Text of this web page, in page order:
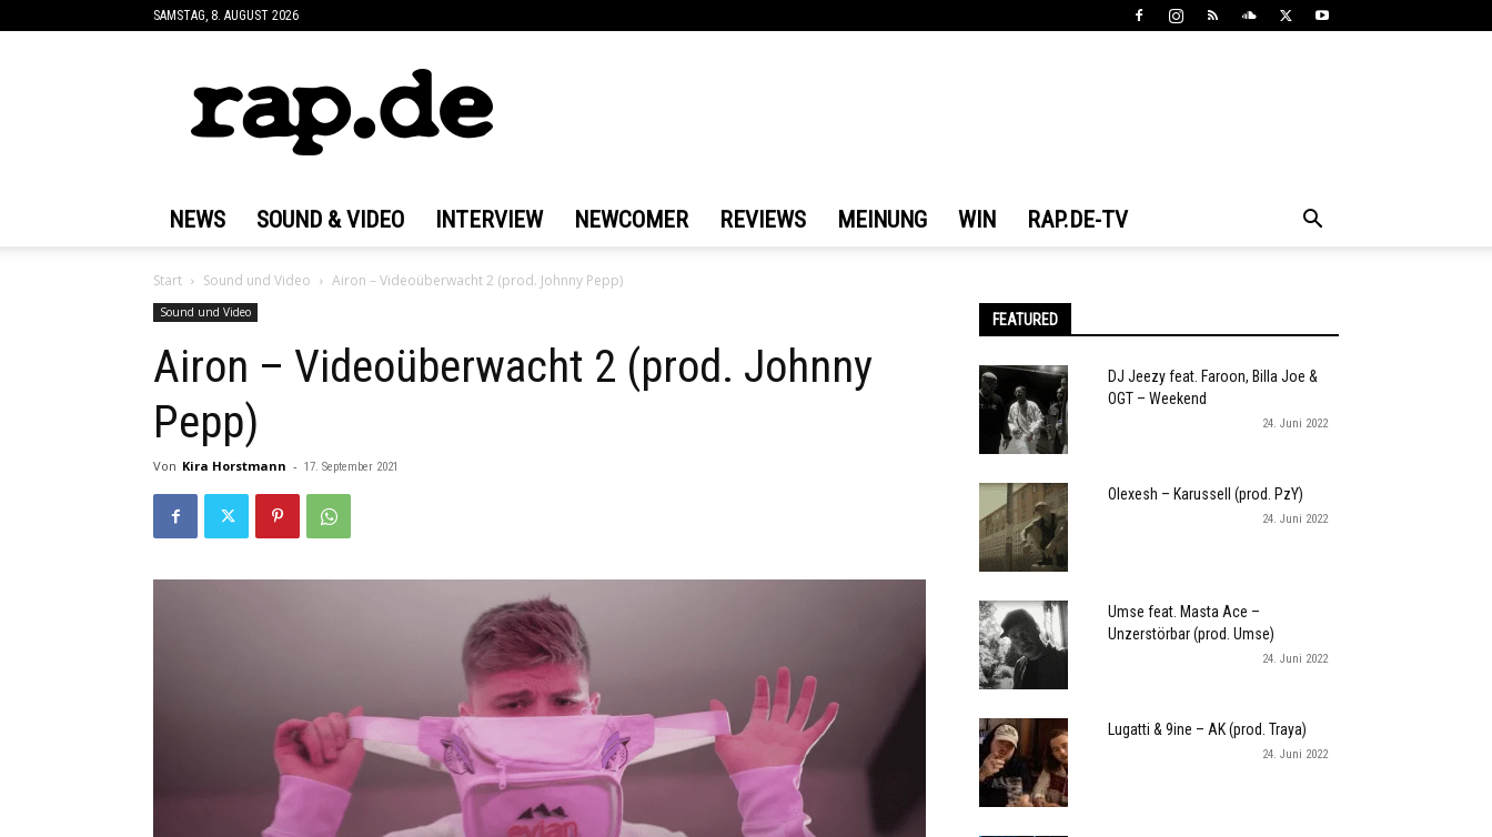
SAMSTAG, 8. AUGUST 2026
NEWS SOUND & VIDEO INTERVIEW NEWCOMER REVIEWS MEINUNG WIN RAP.DE-TV
Start Sound und Video Airon – Videoüberwacht 2 (prod. Johnny Pepp)
Sound und Video
Airon – Videoüberwacht 2 (prod. Johnny
Pepp)
Von Kira Horstmann - 17. September 2021
FEATURED
DJ Jeezy feat. Faroon, Billa Joe &
OGT – Weekend
24. Juni 2022
Olexesh – Karussell (prod. PzY)
24. Juni 2022
Umse feat. Masta Ace –
Unzerstörbar (prod. Umse)
24. Juni 2022
Lugatti & 9ine – AK (prod. Traya)
24. Juni 2022